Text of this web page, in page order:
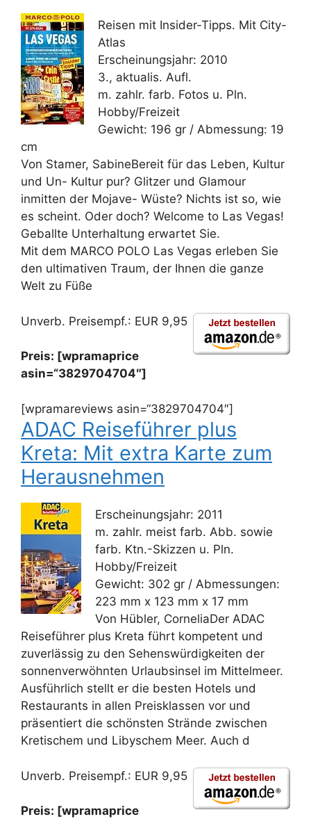
Reisen mit Insider-Tipps. Mit City-
Atlas
Erscheinungsjahr: 2010
3., aktualis. Aufl.
m. zahlr. farb. Fotos u. Pln.
Hobby/Freizeit
Gewicht: 196 gr / Abmessung: 19
cm
Von Stamer, SabineBereit für das Leben, Kultur
und Un- Kultur pur? Glitzer und Glamour
inmitten der Mojave- Wüste? Nichts ist so, wie
es scheint. Oder doch? Welcome to Las Vegas!
Geballte Unterhaltung erwartet Sie.
Mit dem MARCO POLO Las Vegas erleben Sie
den ultimativen Traum, der Ihnen die ganze
Welt zu Füße
Unverb. Preisempf.: EUR 9,95
Preis: [wpramaprice
asin=“3829704704″]
[wpramareviews asin=“3829704704″]
ADAC Reiseführer plus
Kreta: Mit extra Karte zum
Herausnehmen
Erscheinungsjahr: 2011
m. zahlr. meist farb. Abb. sowie
farb. Ktn.-Skizzen u. Pln.
Hobby/Freizeit
Gewicht: 302 gr / Abmessungen:
223 mm x 123 mm x 17 mm
Von Hübler, CorneliaDer ADAC
Reiseführer plus Kreta führt kompetent und
zuverlässig zu den Sehenswürdigkeiten der
sonnenverwöhnten Urlaubsinsel im Mittelmeer.
Ausführlich stellt er die besten Hotels und
Restaurants in allen Preisklassen vor und
präsentiert die schönsten Strände zwischen
Kretischem und Libyschem Meer. Auch d
Unverb. Preisempf.: EUR 9,95
Preis: [wpramaprice